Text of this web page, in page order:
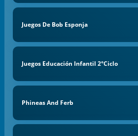
Juegos De Bob Esponja
Juegos Educación Infantil 2°Ciclo
Phineas And Ferb